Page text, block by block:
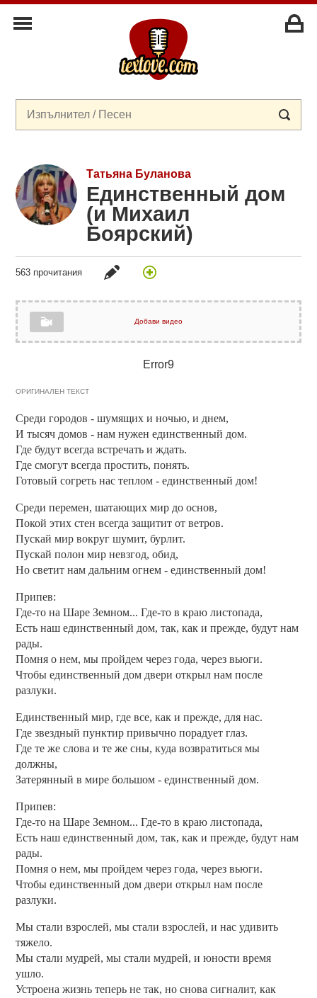
Татьяна Буланова
Единственный дом
(и Михаил
Боярский)
563 прочитания
Добави видео
Error9
ОРИГИНАЛЕН ТЕКСТ
Среди городов - шумящих и ночью, и днем,
И тысяч домов - нам нужен единственный дом.
Где будут всегда встречать и ждать.
Где смогут всегда простить, понять.
Готовый согреть нас теплом - единственный дом!
Среди перемен, шатающих мир до основ,
Покой этих стен всегда защитит от ветров.
Пускай мир вокруг шумит, бурлит.
Пускай полон мир невзгод, обид,
Но светит нам дальним огнем - единственный дом!
Припев:
Где-то на Шаре Земном... Где-то в краю листопада,
Есть наш единственный дом, так, как и прежде, будут нам
рады.
Помня о нем, мы пройдем через года, через вьюги.
Чтобы единственный дом двери открыл нам после
разлуки.
Единственный мир, где все, как и прежде, для нас.
Где звездный пунктир привычно порадует глаз.
Где те же слова и те же сны, куда возвратиться мы
должны,
Затерянный в мире большом - единственный дом.
Припев:
Где-то на Шаре Земном... Где-то в краю листопада,
Есть наш единственный дом, так, как и прежде, будут нам
рады.
Помня о нем, мы пройдем через года, через вьюги.
Чтобы единственный дом двери открыл нам после
разлуки.
Мы стали взрослей, мы стали взрослей, и нас удивить
тяжело.
Мы стали мудрей, мы стали мудрей, и юности время
ушло.
Устроена жизнь теперь не так, но снова сигналит, как